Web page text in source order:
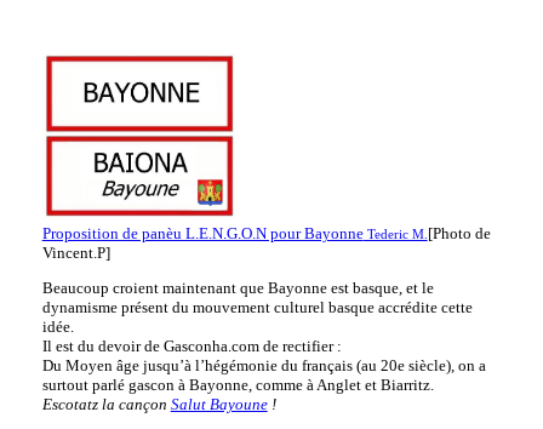
Proposition de panèu L.E.N.G.O.N pour BayonneTederic M. [Photo de
Vincent.P]
Beaucoup croient maintenant que Bayonne est basque, et le
dynamisme présent du mouvement culturel basque accrédite cette
idée.
Il est du devoir de Gasconha.com de rectifier :
Du Moyen âge jusqu’à l’hégémonie du français (au 20e siècle), on a
surtout parlé gascon à Bayonne, comme à Anglet et Biarritz.
Escotatz la cançon Salut Bayoune!